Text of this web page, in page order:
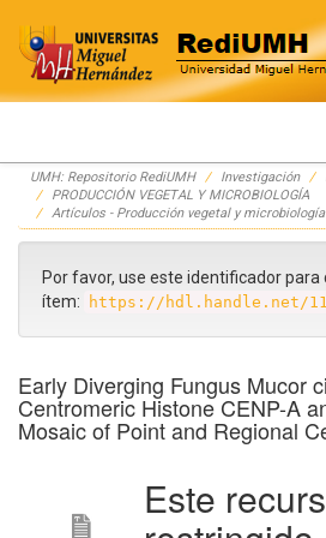
Skip
navigation
UMH: Repositorio RediUMH Investigación
PRODUCCIÓN VEGETAL Y MICROBIOLOGÍA
Artículos - Producción vegetal y microbiología
Por favor, use este identificador
ítem:
https://hdl.handle.net/
Early Diverging Fungus Mucor
Centromeric Histone CENP-A
Mosaic of Point and Regional
Este